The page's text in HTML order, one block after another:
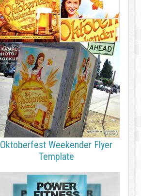
Oktoberfest Weekender Flyer
Template